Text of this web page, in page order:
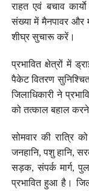
राहत एवं बचाव
संख्या में मैनपावर और
शीघ्र सुचारू करें।
प्रभावित क्षेत्रों में
पैकेट वितरण
जिलाधिकारी ने
को तत्काल बहाल करने
सोमवार की रात्रि
जनहानि, पशु हानि,
सड़क, संपर्क मार्ग,
प्रभावित हुआ है।